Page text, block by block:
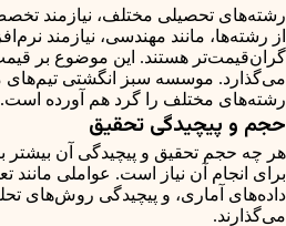
رشته‌های تحصیلی مختلف، نیازمند
از رشته‌ها، مانند مهندسی، نیازمند
گران‌قیمت‌تر هستند. این موضوع بر قیمت
می‌گذارد. موسسه سبز انگشتی
رشته‌های مختلف را گرد هم آورده است.
حجم و پیچیدگی تحقیق
هر چه حجم تحقیق و پیچیدگی آن بیشتر
برای انجام آن نیاز است. عواملی مانند
داده‌های آماری، و پیچیدگی روش‌های
می‌گذارند.